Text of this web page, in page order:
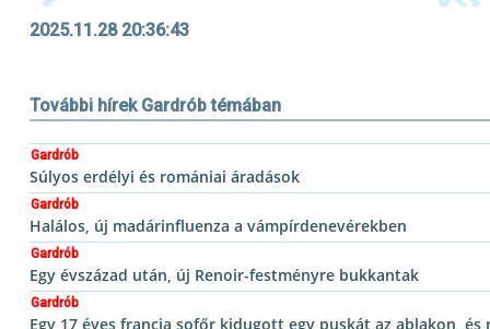
2025.11.28 20:36:43
További hírek Gardrób témában
Gardrób
Súlyos erdélyi és romániai áradások
Gardrób
Halálos, új madárinfluenza a vámpírdenevérekben
Gardrób
Egy évszázad után, új Renoir-festményre bukkantak
Gardrób
Egy 17 éves francia sofőr kidugott egy puskát az ablakon,